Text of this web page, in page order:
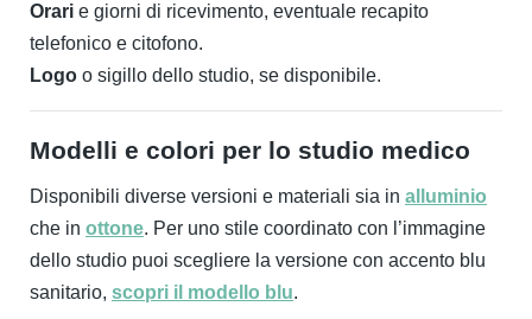
Orari e giorni di ricevimento, eventuale recapito
telefonico e citofono.
Logo o sigillo dello studio, se disponibile.
Modelli e colori per lo studio medico
Disponibili diverse versioni e materiali sia in alluminio
che in ottone. Per uno stile coordinato con l’immagine
dello studio puoi scegliere la versione con accento blu
sanitario, scopri il modello blu.